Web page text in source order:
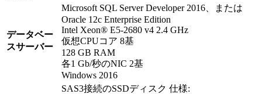
データベー
スサーバー
Microsoft SQL Server Developer 2016、または
Oracle 12c Enterprise Edition
Intel Xeon® E5-2680 v4 2.4 GHz
仮想CPUコア 8基
128 GB RAM
各1 Gb/秒のNIC 2基
Windows 2016
SAS3接続のSSDディスク 仕様: